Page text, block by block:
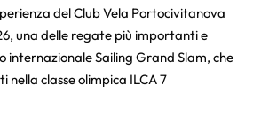
del Club Vela Portocivitanova
una delle regate più importanti e
internazionale Sailing Grand Slam, che
nella classe olimpica ILCA 7